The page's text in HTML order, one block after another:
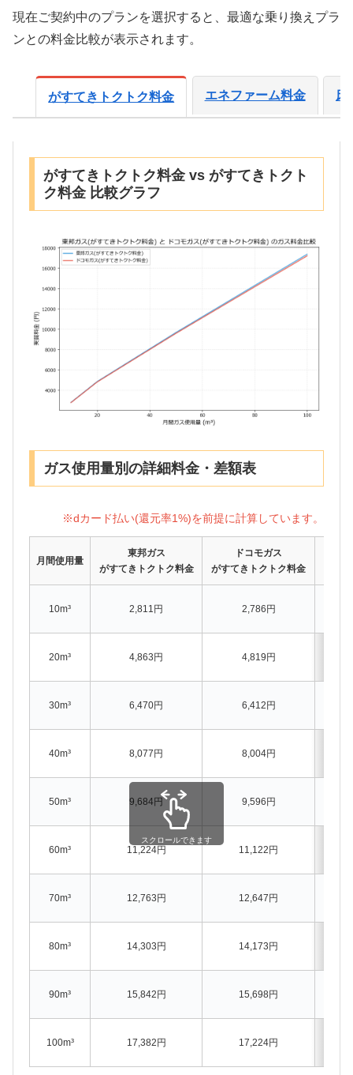
現在ご契約中のプランを選択すると、最適な乗り換えプラ
ンとの料金比較が表示されます。
がすてきトクトク料金 エネファーム料金 床
がすてきトクトク料金 vs がすてきトクト
ク料金 比較グラフ
ガス使用量別の詳細料金・差額表
※dカード払い(還元率1%)を前提に計算しています。
月間使用量
東邦ガス
がすてきトクトク料金
ドコモガス
がすてきトクトク料金
10m³ 2,811円 2,786円
20m³ 4,863円 4,819円
30m³ 6,470円 6,412円
40m³ 8,077円 8,004円
50m³ 9,684円 9,596円
60m³ 11,224円 11,122円
70m³ 12,763円 12,647円
80m³ 14,303円 14,173円
90m³ 15,842円 15,698円
100m³ 17,382円 17,224円
スクロールできます